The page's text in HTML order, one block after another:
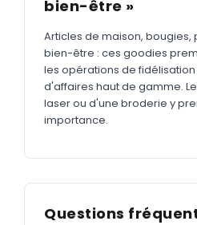
bien-être »
Articles de maison, bougies,
bien-être : ces goodies
les opérations de
d'affaires haut de gamme.
laser ou d'une broderie y
importance.
Questions